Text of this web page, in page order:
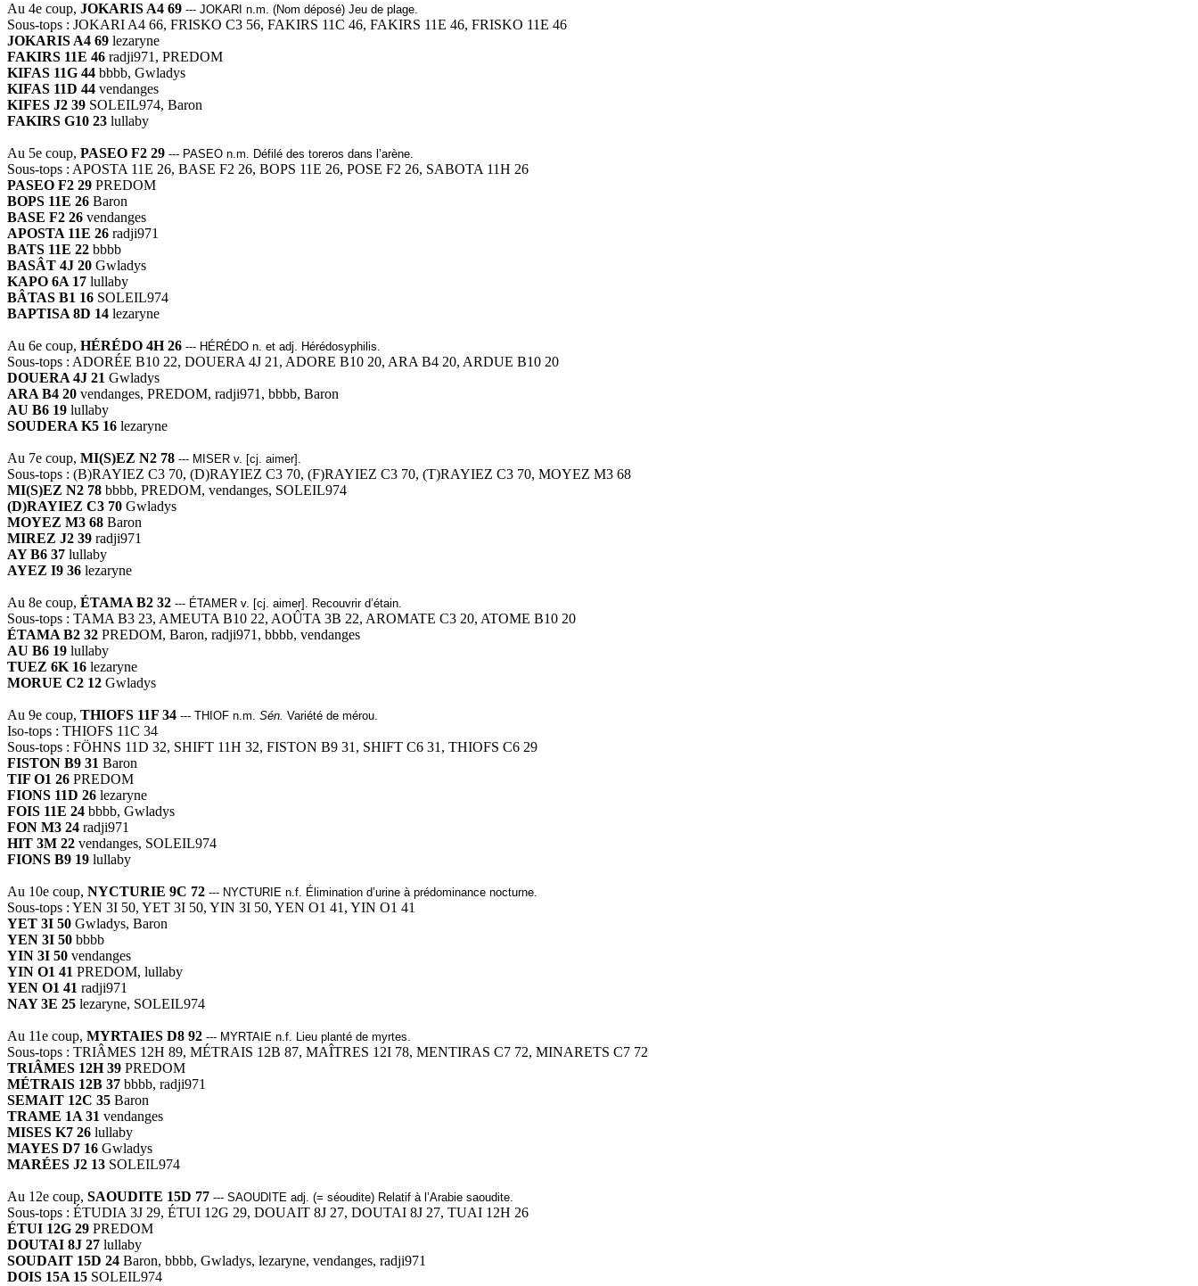
Au 4e coup, JOKARIS A4 69 --- JOKARI n.m. (Nom déposé) Jeu de plage.
Sous-tops : JOKARI A4 66, FRISKO C3 56, FAKIRS 11C 46, FAKIRS 11E 46, FRISKO 11E 46
JOKARIS A4 69 lezaryne
FAKIRS 11E 46 radji971, PREDOM
KIFAS 11G 44 bbbb, Gwladys
KIFAS 11D 44 vendanges
KIFES J2 39 SOLEIL974, Baron
FAKIRS G10 23 lullaby
Au 5e coup, PASEO F2 29 --- PASEO n.m. Défilé des toreros dans l’arène.
Sous-tops : APOSTA 11E 26, BASE F2 26, BOPS 11E 26, POSE F2 26, SABOTA 11H 26
PASEO F2 29 PREDOM
BOPS 11E 26 Baron
BASE F2 26 vendanges
APOSTA 11E 26 radji971
BATS 11E 22 bbbb
BASÂT 4J 20 Gwladys
KAPO 6A 17 lullaby
BÂTAS B1 16 SOLEIL974
BAPTISA 8D 14 lezaryne
Au 6e coup, HÉRÉDO 4H 26 --- HÉRÉDO n. et adj. Hérédosyphilis.
Sous-tops : ADORÉE B10 22, DOUERA 4J 21, ADORE B10 20, ARA B4 20, ARDUE B10 20
DOUERA 4J 21 Gwladys
ARA B4 20 vendanges, PREDOM, radji971, bbbb, Baron
AU B6 19 lullaby
SOUDERA K5 16 lezaryne
Au 7e coup, MI(S)EZ N2 78 --- MISER v. [cj. aimer].
Sous-tops : (B)RAYIEZ C3 70, (D)RAYIEZ C3 70, (F)RAYIEZ C3 70, (T)RAYIEZ C3 70, MOYEZ M3 68
MI(S)EZ N2 78 bbbb, PREDOM, vendanges, SOLEIL974
(D)RAYIEZ C3 70 Gwladys
MOYEZ M3 68 Baron
MIREZ J2 39 radji971
AY B6 37 lullaby
AYEZ I9 36 lezaryne
Au 8e coup, ÉTAMA B2 32 --- ÉTAMER v. [cj. aimer]. Recouvrir d’étain.
Sous-tops : TAMA B3 23, AMEUTA B10 22, AOÛTA 3B 22, AROMATE C3 20, ATOME B10 20
ÉTAMA B2 32 PREDOM, Baron, radji971, bbbb, vendanges
AU B6 19 lullaby
TUEZ 6K 16 lezaryne
MORUE C2 12 Gwladys
Au 9e coup, THIOFS 11F 34 --- THIOF n.m. Sén. Variété de mérou.
Iso-tops : THIOFS 11C 34
Sous-tops : FÖHNS 11D 32, SHIFT 11H 32, FISTON B9 31, SHIFT C6 31, THIOFS C6 29
FISTON B9 31 Baron
TIF O1 26 PREDOM
FIONS 11D 26 lezaryne
FOIS 11E 24 bbbb, Gwladys
FON M3 24 radji971
HIT 3M 22 vendanges, SOLEIL974
FIONS B9 19 lullaby
Au 10e coup, NYCTURIE 9C 72 --- NYCTURIE n.f. Élimination d’urine à prédominance nocturne.
Sous-tops : YEN 3I 50, YET 3I 50, YIN 3I 50, YEN O1 41, YIN O1 41
YET 3I 50 Gwladys, Baron
YEN 3I 50 bbbb
YIN 3I 50 vendanges
YIN O1 41 PREDOM, lullaby
YEN O1 41 radji971
NAY 3E 25 lezaryne, SOLEIL974
Au 11e coup, MYRTAIES D8 92 --- MYRTAIE n.f. Lieu planté de myrtes.
Sous-tops : TRIÂMES 12H 89, MÉTRAIS 12B 87, MAÎTRES 12I 78, MENTIRAS C7 72, MINARETS C7 72
TRIÂMES 12H 39 PREDOM
MÉTRAIS 12B 37 bbbb, radji971
SEMAIT 12C 35 Baron
TRAME 1A 31 vendanges
MISES K7 26 lullaby
MAYES D7 16 Gwladys
MARÉES J2 13 SOLEIL974
Au 12e coup, SAOUDITE 15D 77 --- SAOUDITE adj. (= séoudite) Relatif à l’Arabie saoudite.
Sous-tops : ÉTUDIA 3J 29, ÉTUI 12G 29, DOUAIT 8J 27, DOUTAI 8J 27, TUAI 12H 26
ÉTUI 12G 29 PREDOM
DOUTAI 8J 27 lullaby
SOUDAIT 15D 24 Baron, bbbb, Gwladys, lezaryne, vendanges, radji971
DOIS 15A 15 SOLEIL974